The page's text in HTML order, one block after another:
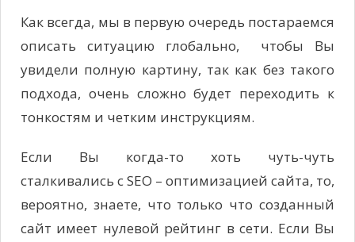
Как всегда, мы в первую очередь постараемся
описать ситуацию глобально, чтобы Вы
увидели полную картину, так как без такого
подхода, очень сложно будет переходить к
тонкостям и четким инструкциям.
Если Вы когда-то хоть чуть-чуть
сталкивались с SEO – оптимизацией сайта, то,
вероятно, знаете, что только что созданный
сайт имеет нулевой рейтинг в сети. Если Вы